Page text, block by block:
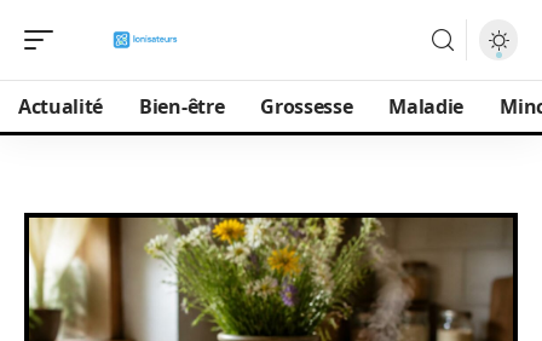
Actualité Bien-être Grossesse Maladie